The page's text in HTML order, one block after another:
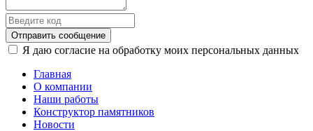
Отправить сообщение
Я даю согласие на обработку моих персональных данных
Главная
О компании
Наши работы
Конструктор памятников
Новости